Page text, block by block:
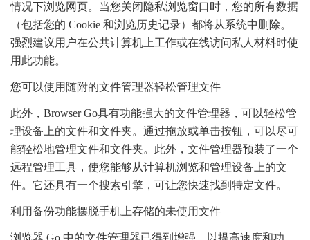
情况下浏览网页。当您关闭隐私浏览窗口时，您的所有数据
（包括您的 Cookie 和浏览历史记录）都将从系统中删除。
强烈建议用户在公共计算机上工作或在线访问私人材料时使
用此功能。
您可以使用随附的文件管理器轻松管理文件
此外，Browser Go具有功能强大的文件管理器，可以轻松管
理设备上的文件和文件夹。通过拖放或单击按钮，可以尽可
能轻松地管理文件和文件夹。此外，文件管理器预装了一个
远程管理工具，使您能够从计算机浏览和管理设备上的文
件。它还具有一个搜索引擎，可让您快速找到特定文件。
利用备份功能摆脱手机上存储的未使用文件